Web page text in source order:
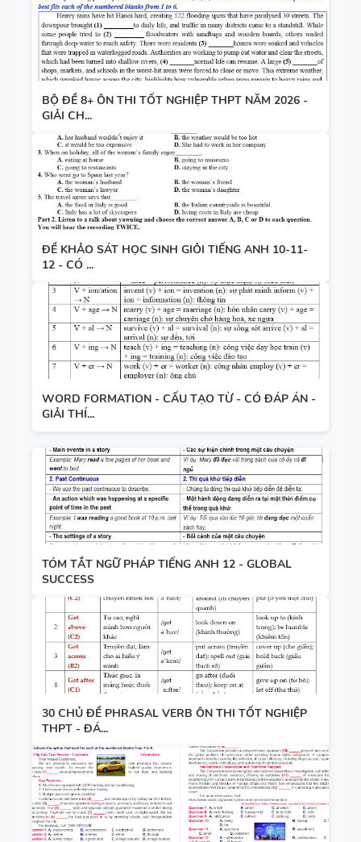
BỘ ĐỀ 8+ ÔN THI TỐT NGHIỆP THPT NĂM 2026 -
GIẢI CH...
ĐỀ KHẢO SÁT HỌC SINH GIỎI TIẾNG ANH 10-11-
12 - CÓ ...
WORD FORMATION - CẤU TẠO TỪ - CÓ ĐÁP ÁN -
GIẢI THÍ...
TÓM TẮT NGỮ PHÁP TIẾNG ANH 12 - GLOBAL
SUCCESS
30 CHỦ ĐỀ PHRASAL VERB ÔN THI TỐT NGHIỆP
THPT - ĐÁ...